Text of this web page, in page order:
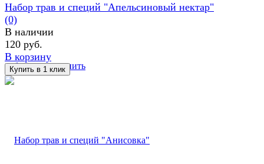
избранное сравнить
Набор трав и специй "Апельсиновый нектар"
(0)
В наличии
120 руб.
В корзину